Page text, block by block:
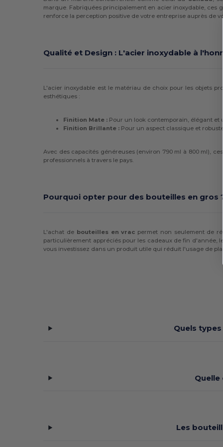
marque. Fabriquées principalement en acier inoxydable,
renforce la perception positive de votre entreprise auprès de
Qualité et Design : L'acier inoxydable à
L'acier inoxydable est le matériau de choix pour les objets
esthétiques :
Finition Mate : Pour un look contemporain, élégant et
Finition Brillante : Pour un aspect classique et
Avec des capacités généreuses (environ 790 ml à 800 ml),
professionnels à travers le pays.
Pourquoi opter pour des bouteilles en gros
L'achat de bouteilles en vrac permet non seulement de
particulièrement appréciés pour les cadeaux de fin d'année,
vous investissez dans un produit utile qui réduit l'usage de
Quels
Les